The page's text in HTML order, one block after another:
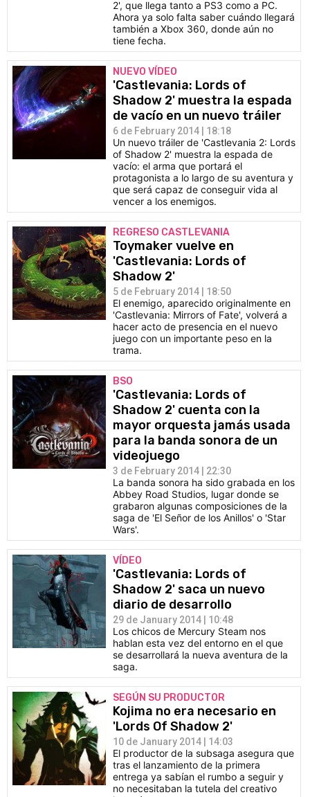
2', que llega tanto a PS3 como a PC.
Ahora ya solo falta saber cuándo llegará
también a Xbox 360, donde aún no
tiene fecha.
NUEVO VÍDEO
'Castlevania: Lords of
Shadow 2' muestra la espada
de vacío en un nuevo tráiler
6 de February 2014 | 18:18
Un nuevo tráiler de 'Castlevania 2: Lords
of Shadow 2' muestra la espada de
vacío: el arma que portará el
protagonista a lo largo de su aventura y
que será capaz de conseguir vida al
vencer a los enemigos.
REGRESO CASTLEVANIA
Toymaker vuelve en
'Castlevania: Lords of
Shadow 2'
5 de February 2014 | 18:50
El enemigo, aparecido originalmente en
'Castlevania: Mirrors of Fate', volverá a
hacer acto de presencia en el nuevo
juego con un importante peso en la
trama.
BSO
'Castlevania: Lords of
Shadow 2' cuenta con la
mayor orquesta jamás usada
para la banda sonora de un
videojuego
3 de February 2014 | 22:30
La banda sonora ha sido grabada en los
Abbey Road Studios, lugar donde se
grabaron algunas composiciones de la
saga de 'El Señor de los Anillos' o 'Star
Wars'.
VÍDEO
'Castlevania: Lords of
Shadow 2' saca un nuevo
diario de desarrollo
29 de January 2014 | 10:48
Los chicos de Mercury Steam nos
hablan esta vez del entorno en el que
se desarrollará la nueva aventura de la
saga.
SEGÚN SU PRODUCTOR
Kojima no era necesario en
'Lords Of Shadow 2'
10 de January 2014 | 14:03
El productor de la subsaga asegura que
tras el lanzamiento de la primera
entrega ya sabían el rumbo a seguir y
no necesitaban la tutela del creativo